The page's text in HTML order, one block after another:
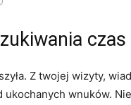
czas
Z twojej wizyty,
wnuków.